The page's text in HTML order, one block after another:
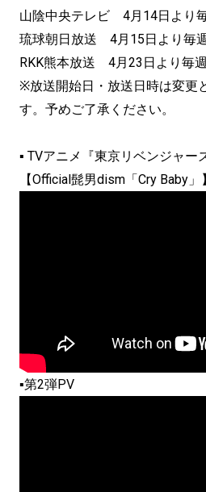
山陰中央テレビ 4月14日より
琉球朝日放送 4月15日より毎
RKK熊本放送 4月23日より毎
※放送開始日・放送日時は変更
す。予めご了承ください。
▪ TVアニメ『東京リベンジャー
【Official髭男dism「Cry Baby」】
▪第2弾PV